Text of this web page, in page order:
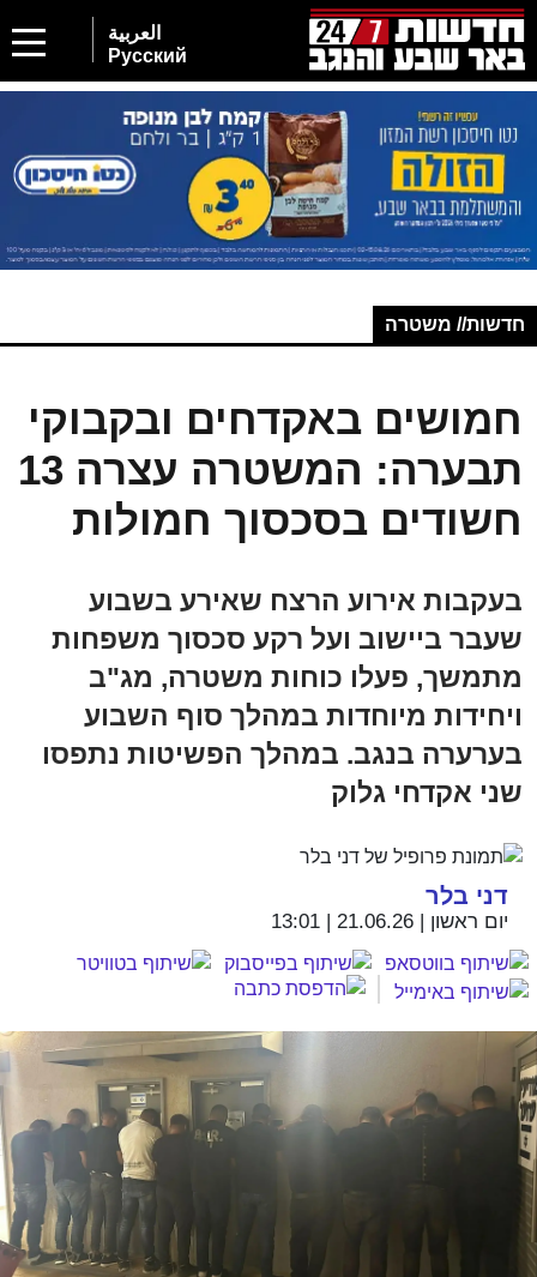
العربية
Русский
חדשות// משטרה
חמושים באקדחים ובקבוקי
תבערה: המשטרה עצרה 13
חשודים בסכסוך חמולות
בעקבות אירוע הרצח שאירע בשבוע
שעבר ביישוב ועל רקע סכסוך משפחות
מתמשך, פעלו כוחות משטרה, מג"ב
ויחידות מיוחדות במהלך סוף השבוע
בערערה בנגב. במהלך הפשיטות נתפסו
שני אקדחי גלוק
דני בלר
יום ראשון | 21.06.26 | 13:01